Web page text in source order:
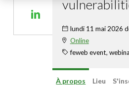
Facebook
Share
lundi 11 mai 2026
Online
feweb event,
À propos Lieu
Become a